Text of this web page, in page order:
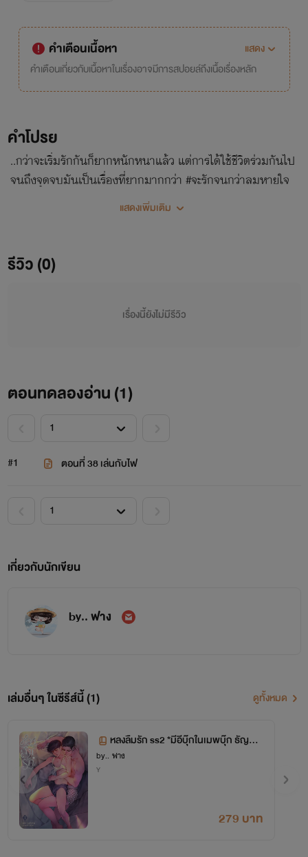
คำเตือนเนื้อหา
แสดง
คำเตือนเกี่ยวกับเนื้อหาในเรื่องอาจมีการสปอยล์ถึงเนื้อเรื่องหลัก
คำโปรย
..กว่าจะเริ่มรักกันก็ยากหนักหนาแล้ว แต่การได้ใช้ชีวิตร่วมกันไป
จนถึงจุดจบมันเป็นเรื่องที่ยากมากกว่า #จะรักจนกว่าลมหายใจ
สุดท้าย โปรดปราณหลงรักหลงรัก *มีอีบุ๊กในเมพบุ๊กและธัญวลัย
แสดงเพิ่มเติม
รีวิว (0)
เรื่องนี้ยังไม่มีรีวิว
ตอนทดลองอ่าน (1)
#1 ตอนที่ 38 เล่นกับไฟ
เกี่ยวกับนักเขียน
by.. ฟาง
เล่มอื่นๆ ในซีรีส์นี้ (1) ดูทั้งหมด
หลงลืมรัก ss2 *มีอีบุ๊กในเมพบุ๊ก ธัญวลั
ย
by.. ฟาง
Y
279 บาท